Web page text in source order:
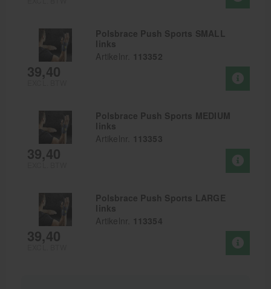
Polsbrace Push Sports SMALL
links
Artikelnr. 113352
39,40
Polsbrace Push Sports MEDIUM
links
Artikelnr. 113353
39,40
Polsbrace Push Sports LARGE
links
Artikelnr. 113354
39,40